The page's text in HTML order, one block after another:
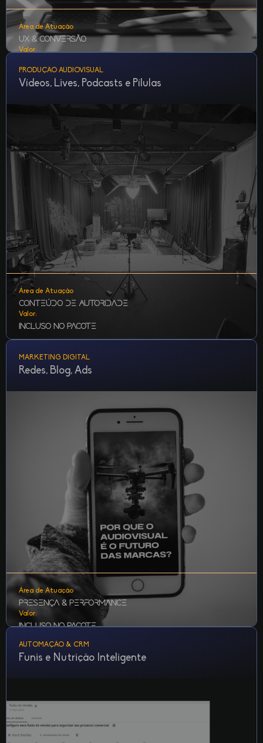
Área de Atuação
UX & Conversão
Valor:
SEO técnico e landing pages integradas ao funil.
PRODUÇÃO AUDIOVISUAL
Vídeos, Lives, Podcasts e Pílulas
Área de Atuação
Conteúdo de Autoridade
Valor:
Incluso no Pacote
Criação e produção de Lives, videocasts, vídeos curtos,
entrevistas e bastidores com edição, legenda e identidade
MARKETING DIGITAL
Redes, Blog, Ads
Área de Atuação
Presença & Performance
Valor:
Incluso no Pacote
Gestão de redes sociais, produção de blog posts e
AUTOMAÇÃO & CRM
Funis e Nutrição Inteligente